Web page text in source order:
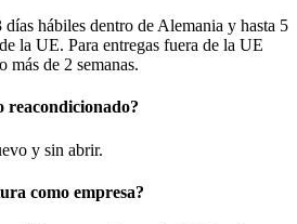
hábiles dentro de Alemania y hasta 5
la UE. Para entregas fuera de la UE
más de 2 semanas.
reacondicionado?
y sin abrir.
como empresa?